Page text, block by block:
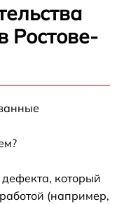
Ростове-
который
(например,